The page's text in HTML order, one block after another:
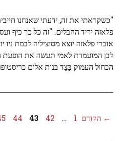
"כשקראתי את זה, ידעתי שאנחנו
פלאזה יריד ההבלים. "זה כל כך כיף
לבן המועמדת לאמי תעשה את הופעת
הכחול העמוק בַּצַד בנות אלום
← הקודם עמוד1
… עמוד
42 עמוד
43 עמוד
44